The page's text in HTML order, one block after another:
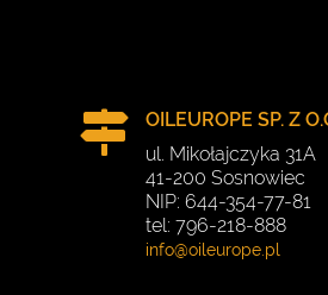
OILEUROPE SP. Z
ul. Mikołajczyka 31A
41-200 Sosnowiec
NIP: 644-354-77-81
tel: 796-218-888